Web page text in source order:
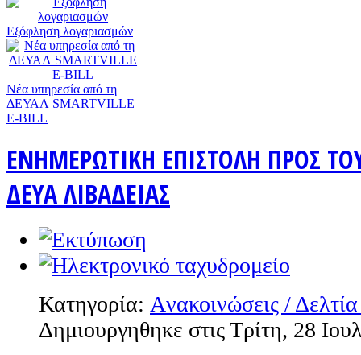
Εξόφληση λογαριασμών
Nέα υπηρεσία από τη
ΔΕΥΑΛ SMARTVILLE
E-BILL
ΕΝΗΜΕΡΩΤΙΚΗ ΕΠΙΣΤΟΛΗ ΠΡΟΣ
ΔΕΥΑ ΛΙΒΑΔΕΙΑΣ
Κατηγορία: Aνακοινώσεις /
Δημιουργηθηκε στις Τρίτη, 28